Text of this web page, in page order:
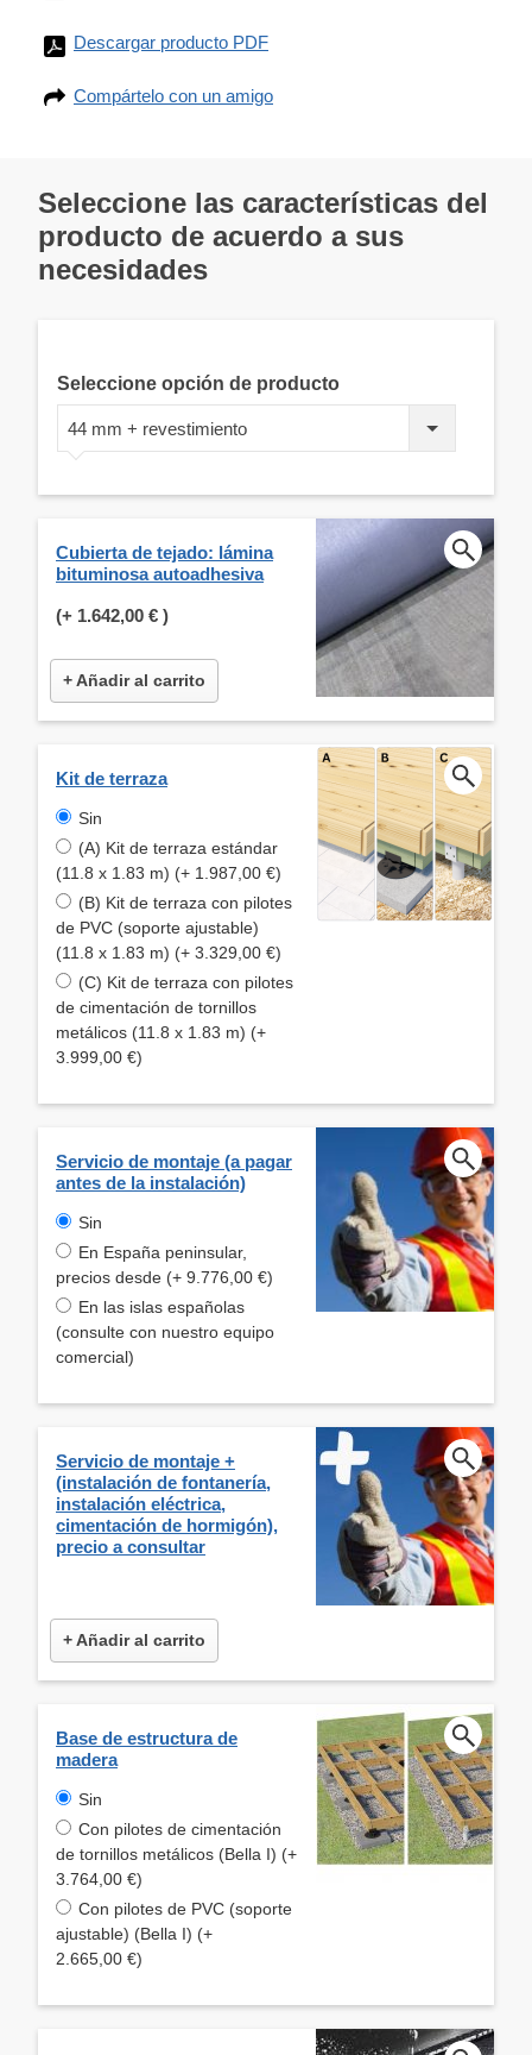
Descargar producto PDF
Compártelo con un amigo
Seleccione las características del
producto de acuerdo a sus
necesidades
Seleccione opción de producto
44 mm + revestimiento
Cubierta de tejado: lámina
bituminosa autoadhesiva
(+ 1.642,00 € )
+ Añadir al carrito
Kit de terraza
Sin
(A) Kit de terraza estándar
(11.8 x 1.83 m) (+ 1.987,00 €)
(B) Kit de terraza con pilotes
de PVC (soporte ajustable)
(11.8 x 1.83 m) (+ 3.329,00 €)
(C) Kit de terraza con pilotes
de cimentación de tornillos
metálicos (11.8 x 1.83 m) (+
3.999,00 €)
Servicio de montaje (a pagar
antes de la instalación)
Sin
En España peninsular,
precios desde (+ 9.776,00 €)
En las islas españolas
(consulte con nuestro equipo
comercial)
Servicio de montaje +
(instalación de fontanería,
instalación eléctrica,
cimentación de hormigón),
precio a consultar
+ Añadir al carrito
Base de estructura de
madera
Sin
Con pilotes de cimentación
de tornillos metálicos (Bella I) (+
3.764,00 €)
Con pilotes de PVC (soporte
ajustable) (Bella I) (+
2.665,00 €)